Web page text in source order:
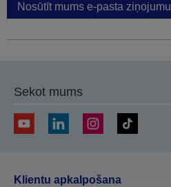
Nosūtīt mums e-pasta ziņojumu
Sekot mums
Klientu apkalpošana